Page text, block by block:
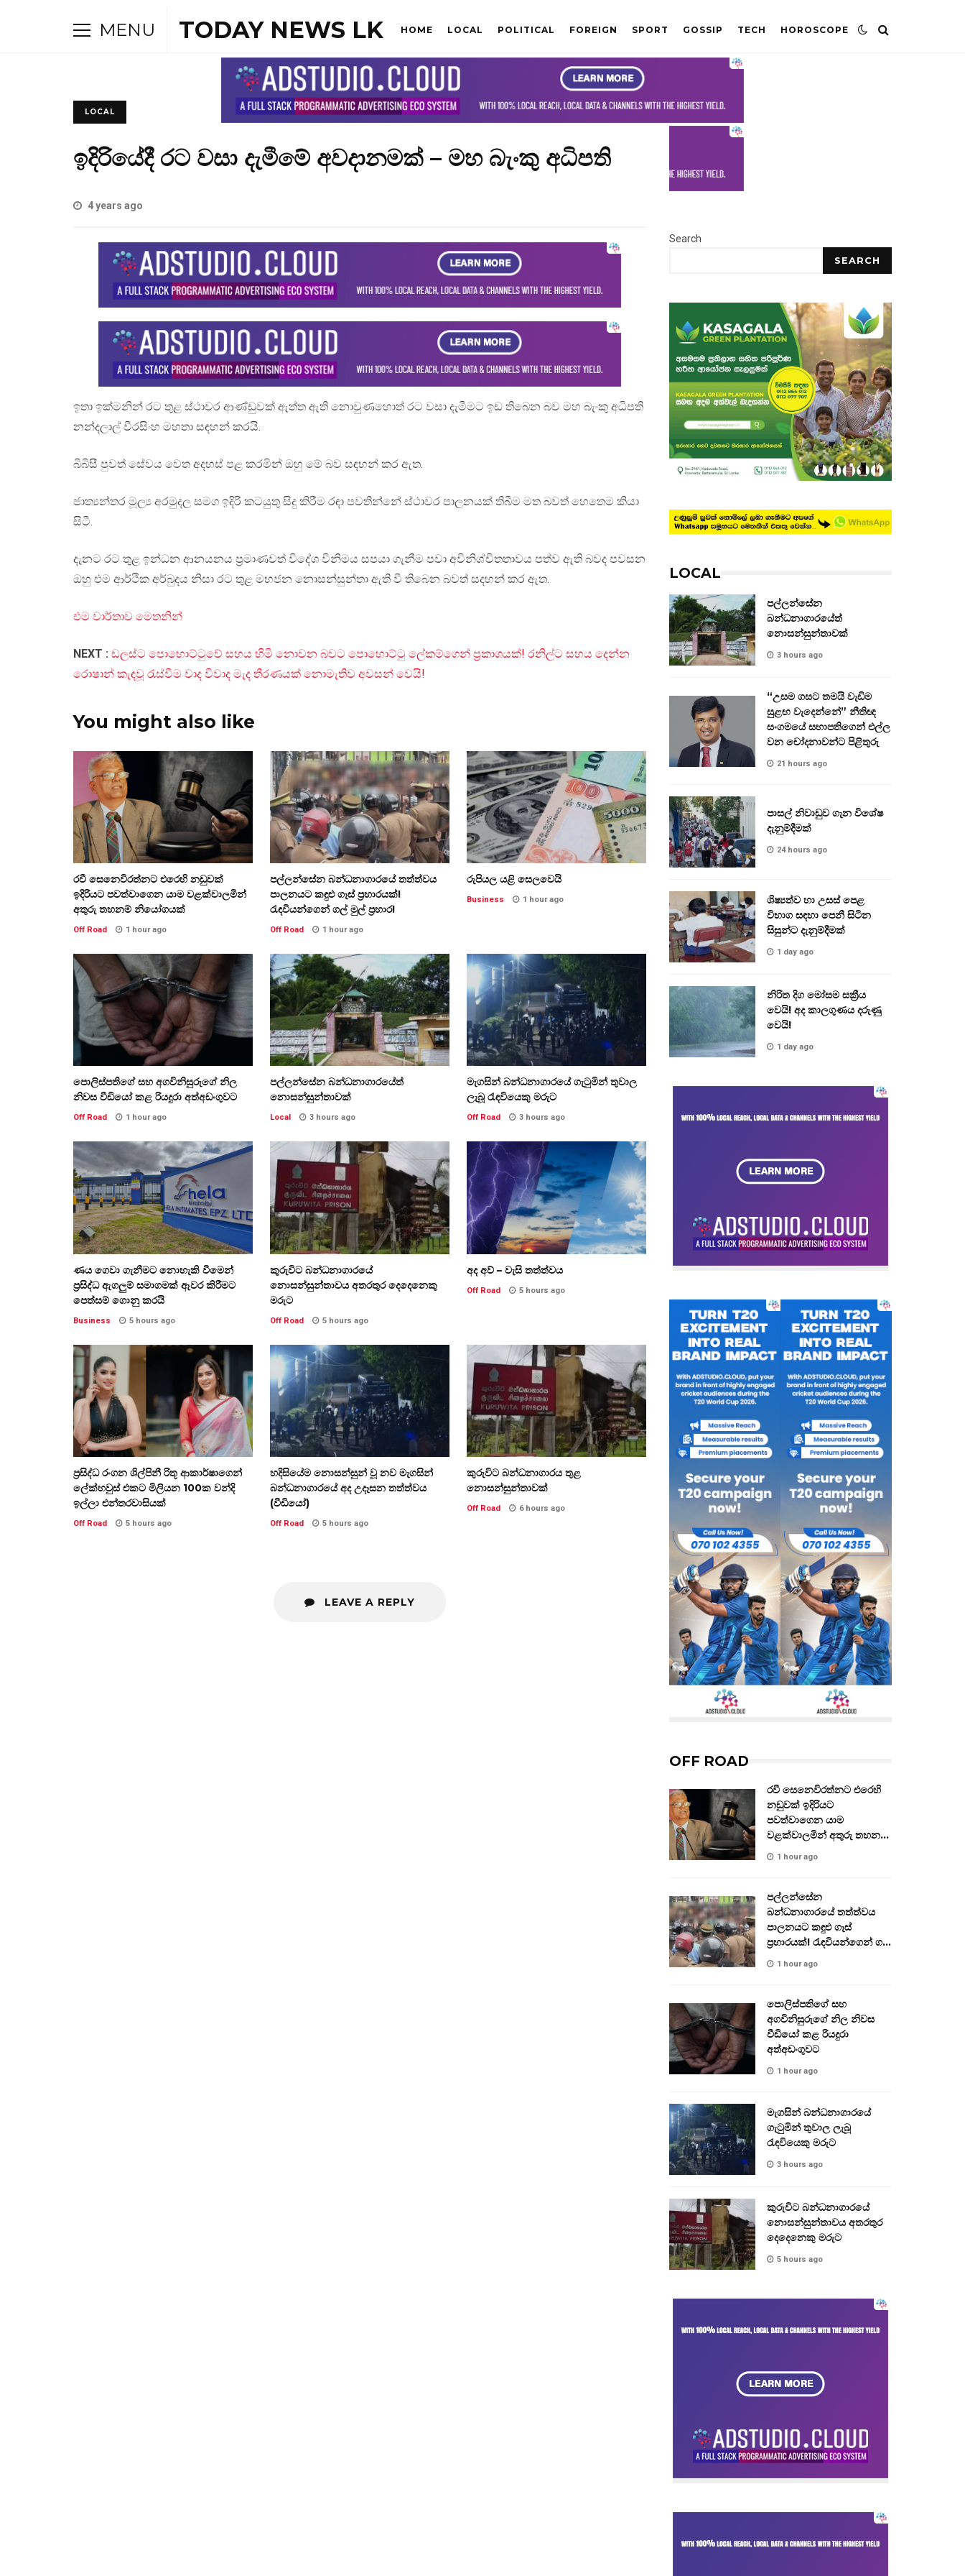
MENU TODAY NEWS LK HOME LOCAL POLITICAL FOREIGN SPORT GOSSIP TECH HOROSCOPE
LOCAL
ඉදිරියේදී රට වසා දැමීමේ අවදානමක් – මහ බැංකු අධිපති
4 years ago
ඉතා ඉක්මනින් රට තුළ ස්ථාවර ආණ්ඩුවක් ඇත්ත ඇති නොවුණහොත් රට වසා දැමීමට ඉඩ තිබෙන බව මහ බැංකු අධිපති
නන්දලාල් වීරසිංහ මහතා සඳහන් කරයි.
බීබීසී පුවත් සේවය වෙත අදහස් පළ කරමින් ඔහු මේ බව සඳහන් කර ඇත.
ජාත්‍යන්තර මූල්‍ය අරමුදල සමග ඉදිරි කටයුතු සිදු කිරීම රඳා පවතින්නේ ස්ථාවර පාලනයක් තිබීම මත බවත් හෙතෙම කියා
සිටී.
දැනට රට තුළ ඉන්ධන ආනයනය ප්‍රමාණවත් විදේශ විනිමය සපයා ගැනීම පවා අවිනිශ්චිතතාවය පත්ව ඇති බවද පවසන
ඔහු එම ආර්ථික අර්බුදය නිසා රට තුළ මහජන නොසන්සුන්තා ඇති වී තිබෙන බවත් සදහන් කර ඇත.
එම වාර්තාව මෙතනින්
NEXT : ඩලස්ට පොහොට්ටුවේ සහය හිමි නොවන බවට පොහොට්ටු ලේකම්ගෙන් ප්‍රකාශයක්! රනිල්ට සහය දෙන්න
රොෂාන් කැඳවූ රැස්වීම වාද විවාද මැද තීරණයක් නොමැතිව අවසන් වෙයි!
You might also like
රවී සෙනෙවිරත්නට එරෙහි නඩුවක්
ඉදිරියට පවත්වාගෙන යාම වළක්වාලමින්
අතුරු තහනම් නියෝගයක්
Off Road 1 hour ago
පල්ලන්සේන බන්ධනාගාරයේ තත්ත්වය
පාලනයට කඳුළු ගෑස් ප්‍රහාරයක්!
රැඳවියන්ගෙන් ගල් මුල් ප්‍රහාර!
Off Road 1 hour ago
රුපියල යළි සෙලවෙයි
Business 1 hour ago
පොලිස්පතිගේ සහ අගවිනිසුරුගේ නිල
නිවස වීඩියෝ කළ රියදුරා අත්අඩංගුවට
Off Road 1 hour ago
පල්ලන්සේන බන්ධනාගාරයේත්
නොසන්සුන්තාවක්
Local 3 hours ago
මැගසින් බන්ධනාගාරයේ ගැටුමින් තුවාල
ලැබූ රැඳවියෙකු මරුට
Off Road 3 hours ago
ණය ගෙවා ගැනීමට නොහැකි වීමෙන්
ප්‍රසිද්ධ ඇගලුම් සමාගමක් ඈවර කිරීමට
පෙත්සම් ගොනු කරයි
Business 5 hours ago
කුරුවිට බන්ධනාගාරයේ
නොසන්සුන්තාවය අතරතුර දෙදෙනෙකු
මරුට
Off Road 5 hours ago
අද අව් – වැසි තත්ත්වය
Off Road 5 hours ago
ප්‍රසිද්ධ රංගන ශිල්පිනී රිතූ ආකාර්ෂාගෙන්
ලේක්හවුස් එකට මිලියන 100ක වන්දි
ඉල්ලා එන්තරවාසියක්
Off Road 5 hours ago
හදිසියේම නොසන්සුන් වූ නව මැගසින්
බන්ධනාගාරයේ අද උදෑසන තත්ත්වය
(වීඩියෝ)
Off Road 5 hours ago
කුරුවිට බන්ධනාගාරය තුළ
නොසන්සුන්තාවක්
Off Road 6 hours ago
LEAVE A REPLY
Search
SEARCH
LOCAL
පල්ලන්සේන
බන්ධනාගාරයේත්
නොසන්සුන්තාවක්
3 hours ago
“උසම ගසට තමයි වැඩිම
සුළඟ වැදෙන්නේ” නීතිඥ
සංගමයේ සභාපතිගෙන් එල්ල
වන චෝදනාවන්ට පිළිතුරු
21 hours ago
පාසල් නිවාඩුව ගැන විශේෂ
දැනුම්දීමක්
24 hours ago
ශිෂ්‍යත්ව හා උසස් පෙළ
විභාග සඳහා පෙනී සිටින
සිසුන්ට දැනුම්දීමක්
1 day ago
නිරිත දිග මෝසම සක්‍රීය
වෙයි! අද කාලගුණය දරුණු
වෙයි!
1 day ago
OFF ROAD
රවී සෙනෙවිරත්නට එරෙහි
නඩුවක් ඉදිරියට
පවත්වාගෙන යාම
වළක්වාලමින් අතුරු තහනම්
නියෝගයක්
1 hour ago
පල්ලන්සේන
බන්ධනාගාරයේ තත්ත්වය
පාලනයට කඳුළු ගෑස්
ප්‍රහාරයක්! රැඳවියන්ගෙන් ගල්
මුල් ප්‍රහාර!
1 hour ago
පොලිස්පතිගේ සහ
අගවිනිසුරුගේ නිල නිවස
වීඩියෝ කළ රියදුරා
අත්අඩංගුවට
1 hour ago
මැගසින් බන්ධනාගාරයේ
ගැටුමින් තුවාල ලැබූ
රැඳවියෙකු මරුට
3 hours ago
කුරුවිට බන්ධනාගාරයේ
නොසන්සුන්තාවය අතරතුර
දෙදෙනෙකු මරුට
5 hours ago